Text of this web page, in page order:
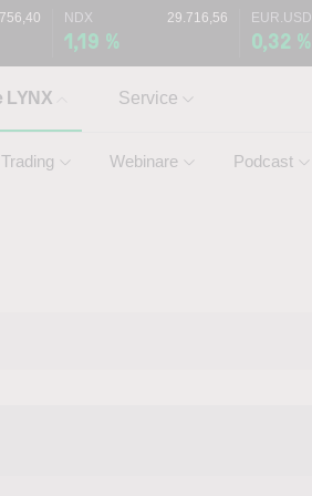
NDX 29.716,56
1,19 %
EUR.USD
0,32 %
LYNX
Trading Webinare Podcast
Service